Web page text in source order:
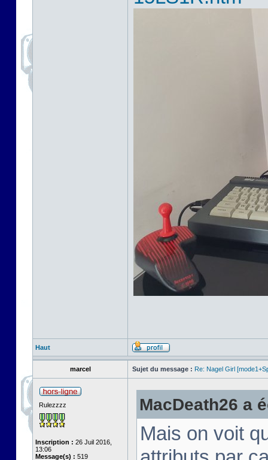
Haut
marcel Sujet du message : Re: Nagel Girl
Rulezzzz
Inscription : 26 Juil 2016,
13:06
Message(s) : 519
MacDeath26 a
Mais on voit